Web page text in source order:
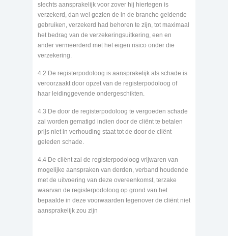
slechts aansprakelijk voor zover hij hiertegen is
verzekerd, dan wel gezien de in de branche geldende
gebruiken, verzekerd had behoren te zijn, tot maximaal
het bedrag van de verzekeringsuitkering, een en
ander vermeerderd met het eigen risico onder die
verzekering.
4.2 De registerpodoloog is aansprakelijk als schade is
veroorzaakt door opzet van de registerpodoloog of
haar leidinggevende ondergeschikten.
4.3 De door de registerpodoloog te vergoeden schade
zal worden gematigd indien door de cliënt te betalen
prijs niet in verhouding staat tot de door de cliënt
geleden schade.
4.4 De cliënt zal de registerpodoloog vrijwaren van
mogelijke aanspraken van derden, verband houdende
met de uitvoering van deze overeenkomst, terzake
waarvan de registerpodoloog op grond van het
bepaalde in deze voorwaarden tegenover de cliënt niet
aansprakelijk zou zijn